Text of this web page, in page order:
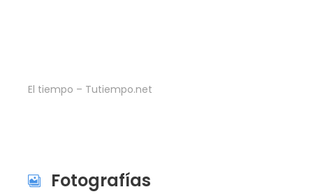
El tiempo – Tutiempo.net
Fotografías